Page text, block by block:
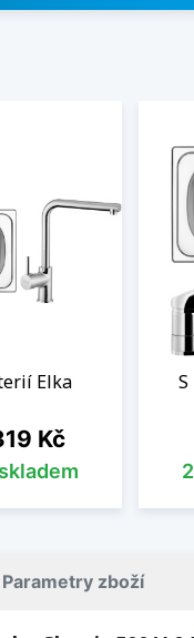
Elka
Kč
Parametry zboží